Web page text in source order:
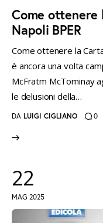
Come ottenere
Napoli BPER
Come ottenere la
è ancora una volta
McFratm McTominay
le delusioni della…
DA LUIGI CIGLIANO 0
22
MAG 2025